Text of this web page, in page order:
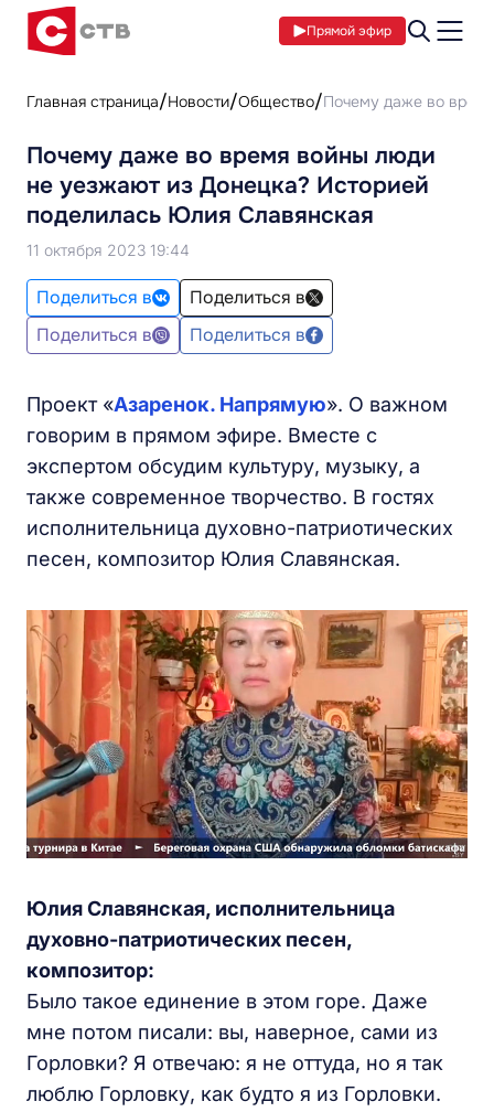
Прямой эфир
Главная страница Новости Общество Почему даже во
Почему даже во время войны люди
не уезжают из Донецка? Историей
поделилась Юлия Славянская
11 октября 2023 19:44
Поделиться в
Поделиться в
Поделиться в
Поделиться в
Проект «Азаренок. Напрямую». О важном
говорим в прямом эфире. Вместе с
экспертом обсудим культуру, музыку, а
также современное творчество. В гостях
исполнительница духовно-патриотических
песен, композитор Юлия Славянская.
Юлия Славянская, исполнительница
духовно-патриотических песен,
композитор:
Было такое единение в этом горе. Даже
мне потом писали: вы, наверное, сами из
Горловки? Я отвечаю: я не оттуда, но я так
люблю Горловку, как будто я из Горловки.